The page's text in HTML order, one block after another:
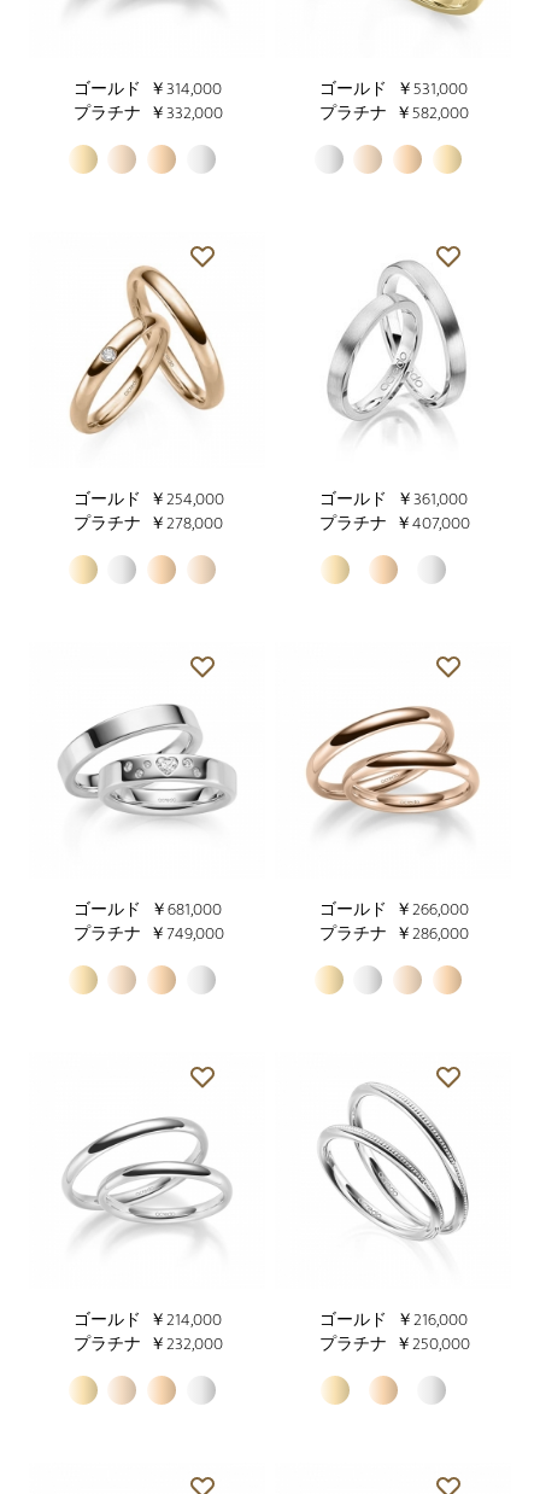
ゴールド ￥314,000
プラチナ ￥332,000
ゴールド ￥531,000
プラチナ ￥582,000
ゴールド ￥254,000
プラチナ ￥278,000
ゴールド ￥361,000
プラチナ ￥407,000
ゴールド ￥681,000
プラチナ ￥749,000
ゴールド ￥266,000
プラチナ ￥286,000
ゴールド ￥214,000
プラチナ ￥232,000
ゴールド ￥216,000
プラチナ ￥250,000